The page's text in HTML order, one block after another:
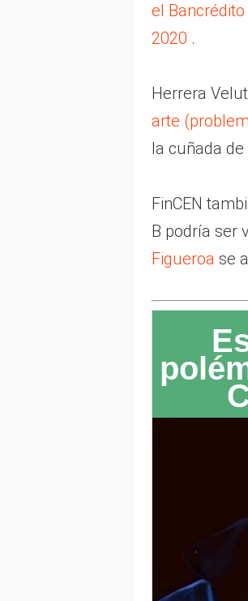
el
2020 .
Herrera
arte
la cuñada
FinCEN
B podría ser
Figueroa se